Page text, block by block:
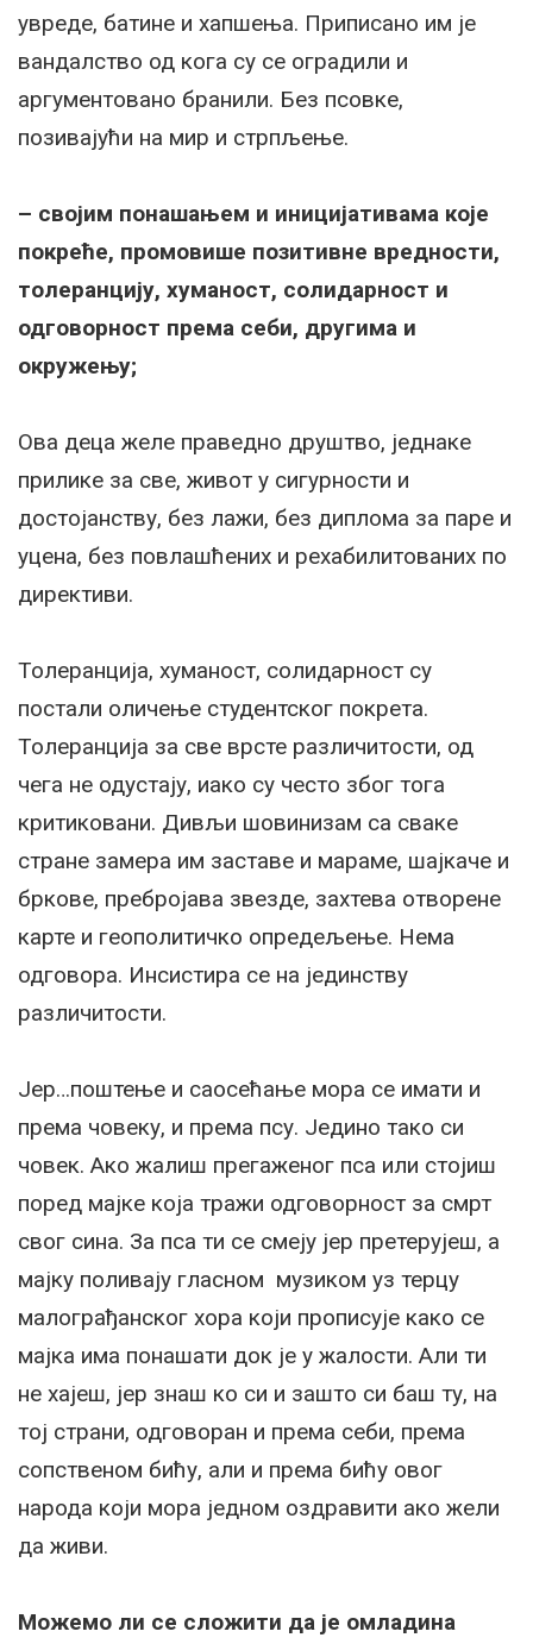
увреде, батине и хапшења. Приписано им је
вандалство од кога су се оградили и
аргументовано бранили. Без псовке,
позивајући на мир и стрпљење.
– својим понашањем и иницијативама које
покреће, промовише позитивне вредности,
толеранцију, хуманост, солидарност и
одговорност према себи, другима и
окружењу;
Ова деца желе праведно друштво, једнаке
прилике за све, живот у сигурности и
достојанству, без лажи, без диплома за паре и
уцена, без повлашћених и рехабилитованих по
директиви.
Толеранција, хуманост, солидарност су
постали оличење студентског покрета.
Толеранција за све врсте различитости, од
чега не одустају, иако су често због тога
критиковани. Дивљи шовинизам са сваке
стране замера им заставе и мараме, шајкаче и
бркове, пребројава звезде, захтева отворене
карте и геополитичко опредељење. Нема
одговора. Инсистира се на јединству
различитости.
Јер…поштење и саосећање мора се имати и
према човеку, и према псу. Једино тако си
човек. Ако жалиш прегаженог пса или стојиш
поред мајке која тражи одговорност за смрт
свог сина. За пса ти се смеју јер претерујеш, а
мајку поливају гласном музиком уз терцу
малограђанског хора који прописује како се
мајка има понашати док је у жалости. Али ти
не хајеш, јер знаш ко си и зашто си баш ту, на
тој страни, одговоран и према себи, према
сопственом бићу, али и према бићу овог
народа који мора једном оздравити ако жели
да живи.
Можемо ли се сложити да је омладина